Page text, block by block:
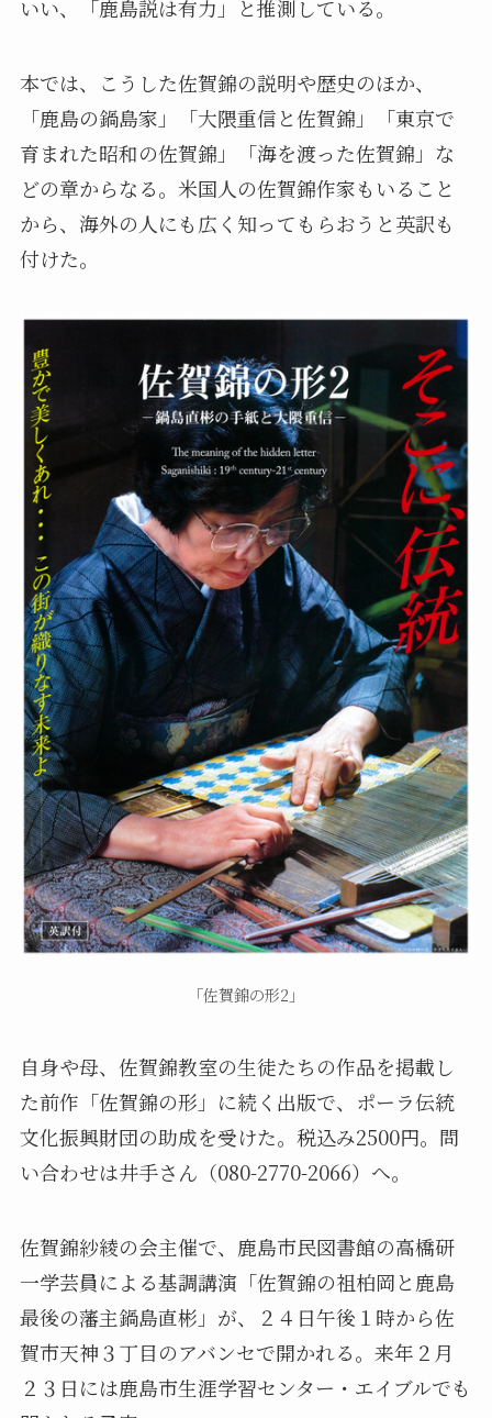
いい、「鹿島説は有力」と推測している。
本では、こうした佐賀錦の説明や歴史のほか、
「鹿島の鍋島家」「大隈重信と佐賀錦」「東京で
育まれた昭和の佐賀錦」「海を渡った佐賀錦」な
どの章からなる。米国人の佐賀錦作家もいること
から、海外の人にも広く知ってもらおうと英訳も
付けた。
「佐賀錦の形2」
自身や母、佐賀錦教室の生徒たちの作品を掲載し
た前作「佐賀錦の形」に続く出版で、ポーラ伝統
文化振興財団の助成を受けた。税込み2500円。問
い合わせは井手さん（080-2770-2066）へ。
佐賀錦紗綾の会主催で、鹿島市民図書館の高橋研
一学芸員による基調講演「佐賀錦の祖柏岡と鹿島
最後の藩主鍋島直彬」が、２４日午後１時から佐
賀市天神３丁目のアバンセで開かれる。来年２月
２３日には鹿島市生涯学習センター・エイブルでも